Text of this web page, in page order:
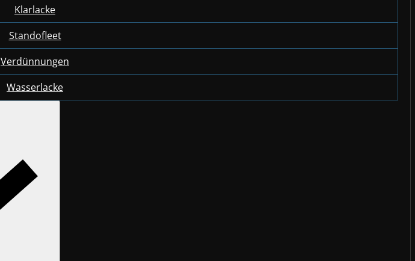
Klarlacke
Standofleet
Verdünnungen
Wasserlacke